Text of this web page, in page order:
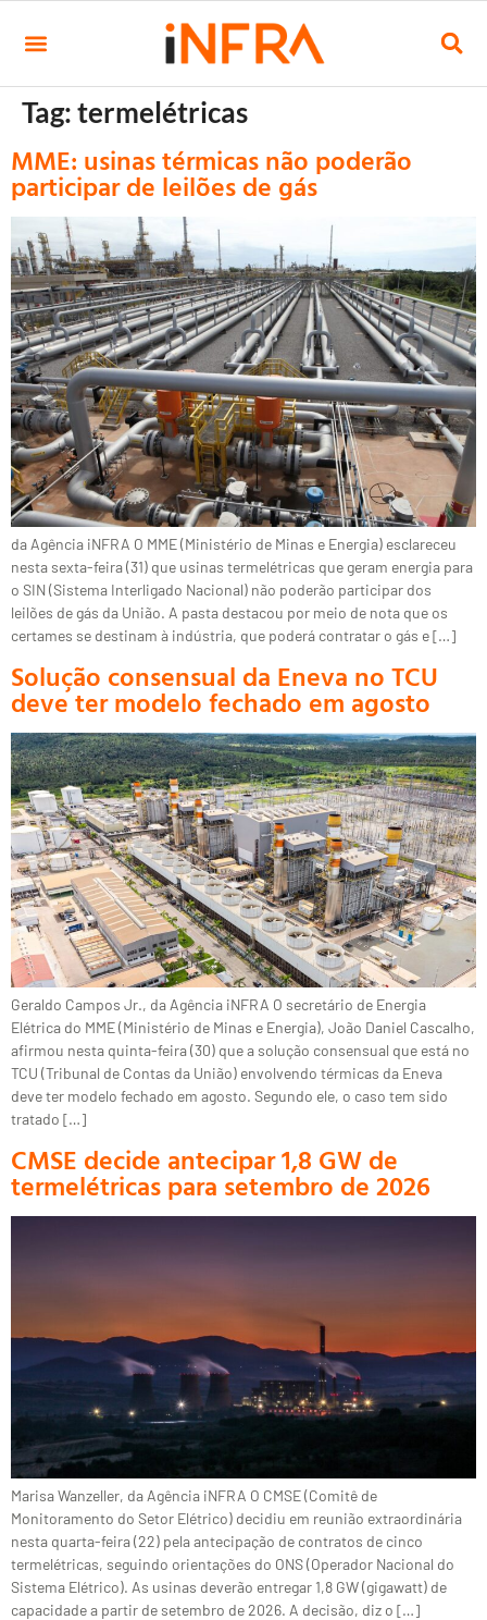
Tag:termelétricas
MME: usinas térmicas não poderão
participar de leilões de gás
da Agência iNFRA O MME (Ministério de Minas e Energia) esclareceu
nesta sexta-feira (31) que usinas termelétricas que geram energia para
o SIN (Sistema Interligado Nacional) não poderão participar dos
leilões de gás da União. A pasta destacou por meio de nota que os
certames se destinam à indústria, que poderá contratar o gás e […]
Solução consensual da Eneva no TCU
deve ter modelo fechado em agosto
Geraldo Campos Jr., da Agência iNFRA O secretário de Energia
Elétrica do MME (Ministério de Minas e Energia), João Daniel Cascalho,
afirmou nesta quinta-feira (30) que a solução consensual que está no
TCU (Tribunal de Contas da União) envolvendo térmicas da Eneva
deve ter modelo fechado em agosto. Segundo ele, o caso tem sido
tratado […]
CMSE decide antecipar 1,8 GW de
termelétricas para setembro de 2026
Marisa Wanzeller, da Agência iNFRA O CMSE (Comitê de
Monitoramento do Setor Elétrico) decidiu em reunião extraordinária
nesta quarta-feira (22) pela antecipação de contratos de cinco
termelétricas, seguindo orientações do ONS (Operador Nacional do
Sistema Elétrico). As usinas deverão entregar 1,8 GW (gigawatt) de
capacidade a partir de setembro de 2026. A decisão, diz o […]